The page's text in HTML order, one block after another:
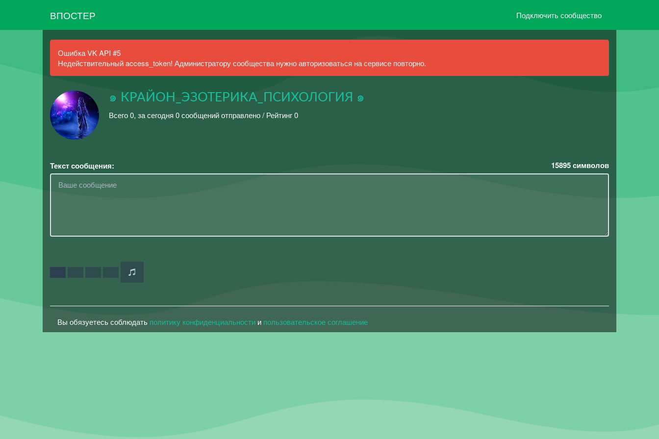
ВПОСТЕР Подключить сообщество
Ошибка VK API #5
Недействительный access_token! Администратору сообщества нужно авторизоваться на сервисе повторно.
๑ КРАЙОН_ЭЗОТЕРИКА_ПСИХОЛОГИЯ ๑
Всего 0, за сегодня 0 сообщений отправлено / Рейтинг 0
Текст сообщения: 15895символов
Вы обязуетесь соблюдать политику конфиденциальности и пользовательское соглашение